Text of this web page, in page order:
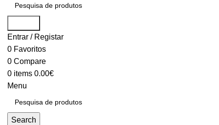
Entrar / Registar
0 Favoritos
0 Compare
0 items 0.00€
Menu
Search